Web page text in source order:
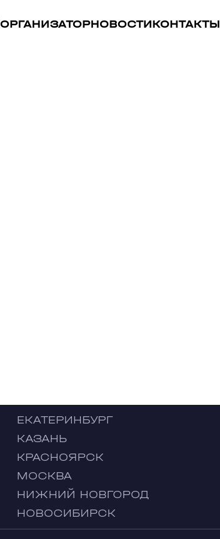
ОРГАНИЗАТОРНОВОСТИКОНТАКТЫ
ЕКАТЕРИНБУРГ
КАЗАНЬ
КРАСНОЯРСК
МОСКВА
НИЖНИЙ НОВГОРОД
НОВОСИБИРСК